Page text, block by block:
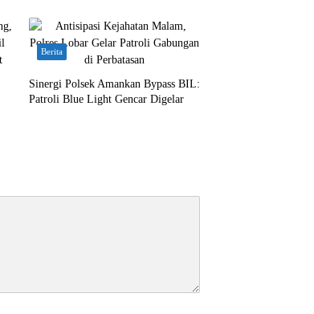
Berita
Sinergi Polsek Amankan Bypass BIL:
Patroli Blue Light Gencar Digelar